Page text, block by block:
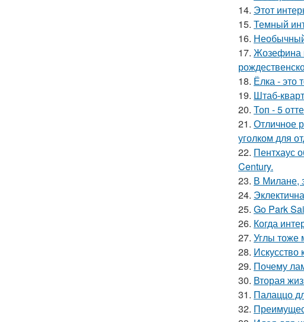
14. Этот
15. Темный
16.
17. Жозефина
18. Ёлка - это
19. Штаб-
20. Топ - 5
21. Отличное
уголком для
22. Пентхаус
Century.
23. В Милане,
24.
25. Go Park
26. Когда
27. Углы тоже
28. Искусство
29. Почему
30. Вторая
31. Палаццо
32.